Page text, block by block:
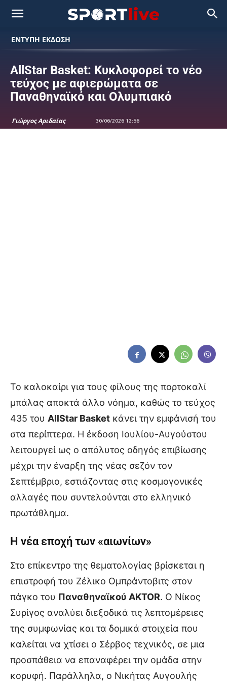
ΕΝΤΥΠΗ ΕΚΔΟΣΗ
AllStar Basket: Κυκλοφορεί το νέο
τεύχος με αφιερώματα σε
Παναθηναϊκό και Ολυμπιακό
Γιώργος Αριδαίας 30/06/2026 12:56
Το καλοκαίρι για τους φίλους της πορτοκαλί
μπάλας αποκτά άλλο νόημα, καθώς το τεύχος
435 του AllStar Basket κάνει την εμφάνισή του
στα περίπτερα. Η έκδοση Ιουλίου-Αυγούστου
λειτουργεί ως ο απόλυτος οδηγός επιβίωσης
μέχρι την έναρξη της νέας σεζόν τον
Σεπτέμβριο, εστιάζοντας στις κοσμογονικές
αλλαγές που συντελούνται στο ελληνικό
πρωτάθλημα.
Η νέα εποχή των «αιωνίων»
Στο επίκεντρο της θεματολογίας βρίσκεται η
επιστροφή του Ζέλικο Ομπράντοβιτς στον
πάγκο του Παναθηναϊκού AKTOR. Ο Νίκος
Συρίγος αναλύει διεξοδικά τις λεπτομέρειες
της συμφωνίας και τα δομικά στοιχεία που
καλείται να χτίσει ο Σέρβος τεχνικός, σε μια
προσπάθεια να επαναφέρει την ομάδα στην
κορυφή. Παράλληλα, ο Νικήτας Αυγουλής